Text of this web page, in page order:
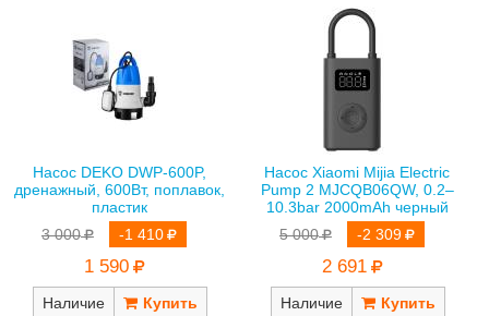
Насос DEKO DWP-600P,
дренажный, 600Вт, поплавок,
пластик
3 000
-1 410
1 590
Наличие
Насос Xiaomi Mijia Electric
Pump 2 MJCQB06QW, 0.2–
10.3bar 2000mAh черный
5 000
-2 309
2 691
Наличие